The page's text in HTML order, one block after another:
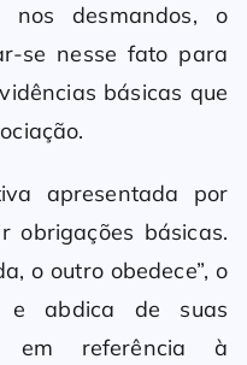
nos desmandos, o
se nesse fato para
básicas que
apresentada por
obrigações básicas.
o outro obedece”, o
e abdica de suas
em referência à